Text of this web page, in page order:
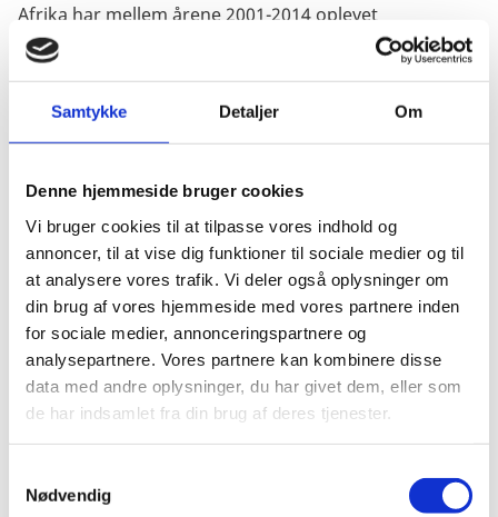
Samtykke Detaljer Om
Denne hjemmeside bruger cookies
Vi bruger cookies til at tilpasse vores indhold og
annoncer, til at vise dig funktioner til sociale medier og til
at analysere vores trafik. Vi deler også oplysninger om
din brug af vores hjemmeside med vores partnere inden
for sociale medier, annonceringspartnere og
analysepartnere. Vores partnere kan kombinere disse
data med andre oplysninger, du har givet dem, eller som
de har indsamlet fra din brug af deres tjenester.
Nødvendig
Afrika har mellem årene 2001-2014 oplevet
imponerende høje økonomiske vækstrater på over 5%
om året i gennemsnit, og har i den periode været
gennemsnitlige vækstrater dækker dog over meget
forskellige udviklinger de enkelte lande imellem. De
niveau, primært grundet lavere råvarepriser, men
OECD m.fl. forventer, at et stærkere globalt marked
fra 2017 og fremefter igen vil sende de afrikanske
vækstrater i vejret.
Man begynder forsigtigt at tale om Afrikas løver, der
bl.a. udgøres af lande som Sydafrika, Kenya, Angola og
Nigeria. Andre lande som f.eks. Tanzania, Zambia,
Uganda, Etiopien, Malawi og Mozambique udviser
også gode vækstrater. Der er stigende interesse for
også blandt danske virksomheder.